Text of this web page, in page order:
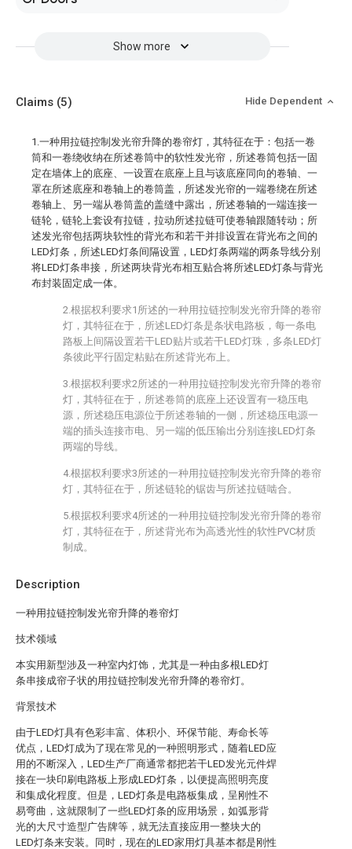
Show more
Description
一种用拉链控制发光帘升降的卷帘灯
技术领域
本实用新型涉及一种室内灯饰，尤其是一种由多根LED灯
条串接成帘子状的用拉链控制发光帘升降的卷帘灯。
背景技术
由于LED灯具有色彩丰富、体积小、环保节能、寿命长等
优点，LED灯成为了现在常见的一种照明形式，随着LED应
用的不断深入，LED生产厂商通常都把若干LED发光元件焊
接在一块印刷电路板上形成LED灯条，以便提高照明亮度
和集成化程度。但是，LED灯条是电路板集成，呈刚性不
易弯曲，这就限制了一些LED灯条的应用场景，如弧形背
光的大尺寸造型广告牌等，就无法直接应用一整块大的
LED灯条来安装。同时，现在的LED家用灯具基本都是刚性
Claims (5) Hide Dependent
1.一种用拉链控制发光帘升降的卷帘灯，其特征在于：包括一卷
筒和一卷绕收纳在所述卷筒中的软性发光帘，所述卷筒包括一固
定在墙体上的底座、一设置在底座上且与该底座同向的卷轴、一
罩在所述底座和卷轴上的卷筒盖，所述发光帘的一端卷绕在所述
卷轴上、另一端从卷筒盖的盖缝中露出，所述卷轴的一端连接一
链轮，链轮上套设有拉链，拉动所述拉链可使卷轴跟随转动；所
述发光帘包括两块软性的背光布和若干并排设置在背光布之间的
LED灯条，所述LED灯条间隔设置，LED灯条两端的两条导线分别
将LED灯条串接，所述两块背光布相互贴合将所述LED灯条与背光
布封装固定成一体。
2.根据权利要求1所述的一种用拉链控制发光帘升降的卷帘
灯，其特征在于，所述LED灯条是条状电路板，每一条电
路板上间隔设置若干LED贴片或若干LED灯珠，多条LED灯
条彼此平行固定粘贴在所述背光布上。
3.根据权利要求2所述的一种用拉链控制发光帘升降的卷帘
灯，其特征在于，所述卷筒的底座上还设置有一稳压电
源，所述稳压电源位于所述卷轴的一侧，所述稳压电源一
端的插头连接市电、另一端的低压输出分别连接LED灯条
两端的导线。
4.根据权利要求3所述的一种用拉链控制发光帘升降的卷帘
灯，其特征在于，所述链轮的锯齿与所述拉链啮合。
5.根据权利要求4所述的一种用拉链控制发光帘升降的卷帘
灯，其特征在于，所述背光布为高透光性的软性PVC材质
制成。